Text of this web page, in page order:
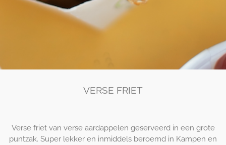
VERSE FRIET
Verse friet van verse aardappelen geserveerd in een grote
puntzak. Super lekker en inmiddels beroemd in Kampen en